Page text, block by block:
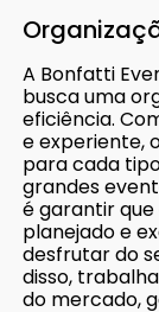
A Bonfatti
busca uma
eficiência.
e experiente,
para cada
grandes
é garantir
planejado e
desfrutar do
disso,
do mercado,